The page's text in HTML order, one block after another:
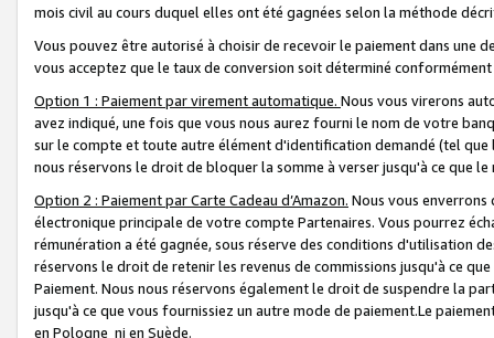
mois civil au cours duquel elles ont été gagnées selon la méthode
Vous pouvez être autorisé à choisir de recevoir le paiement dans une
vous acceptez que le taux de conversion soit déterminé
Option 1 : Paiement par virement automatique. Nous vous virerons
avez indiqué, une fois que vous nous aurez fourni le nom de votre
sur le compte et toute autre élément d'identification demandé (tel que
nous réservons le droit de bloquer la somme à verser jusqu'à ce que
Option 2 : Paiement par Carte Cadeau d’Amazon. Nous vous
électronique principale de votre compte Partenaires. Vous pourrez
rémunération a été gagnée, sous réserve des conditions d'utilisation
réservons le droit de retenir les revenus de commissions jusqu'à ce
Paiement. Nous nous réservons également le droit de suspendre la
jusqu'à ce que vous fournissiez un autre mode de paiement.Le
en Pologne ni en Suède.